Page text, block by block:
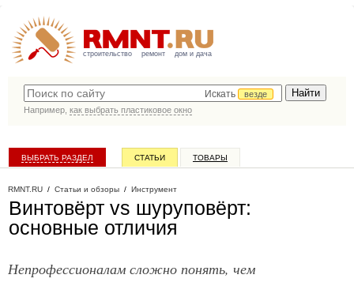
строительство ремонт дом и дача
Искать
везде
Например, как выбрать пластиковое окно
ВЫБРАТЬ РАЗДЕЛ СТАТЬИ ТОВАРЫ
RMNT.RU / Статьи и обзоры / Инструмент
Винтовёрт vs шуруповёрт:
основные отличия
Непрофессионалам сложно понять, чем